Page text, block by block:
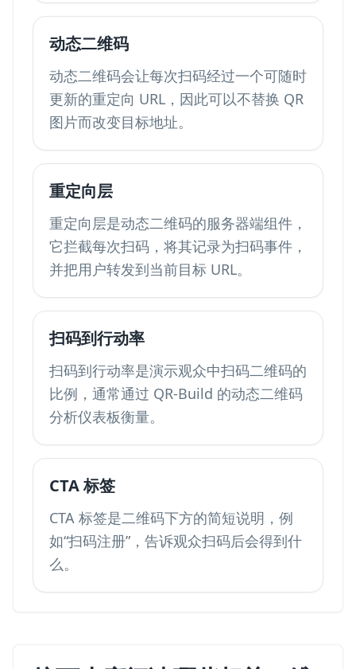
动态二维码
动态二维码会让每次扫码经过一个可随时
更新的重定向 URL，因此可以不替换 QR
图片而改变目标地址。
重定向层
重定向层是动态二维码的服务器端组件，
它拦截每次扫码，将其记录为扫码事件，
并把用户转发到当前目标 URL。
扫码到行动率
扫码到行动率是演示观众中扫码二维码的
比例，通常通过 QR-Build 的动态二维码
分析仪表板衡量。
CTA 标签
CTA 标签是二维码下方的简短说明，例
如“扫码注册”，告诉观众扫码后会得到什
么。